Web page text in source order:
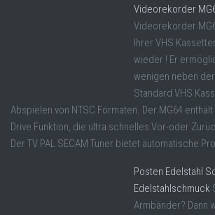
Videorekorder
Videorekorder
Ihrer VHS
wieder ! Er
wenigen neben
Standard VHS
Abspielen von NTSC Formaten. Der MG64
Drive Funktion, die ultra schnelles Vor-oder
Der TV PAL SECAM Tuner bietet automatische
Posten Edelstahl
Edelstahlschmuck
Armbänder? Dann